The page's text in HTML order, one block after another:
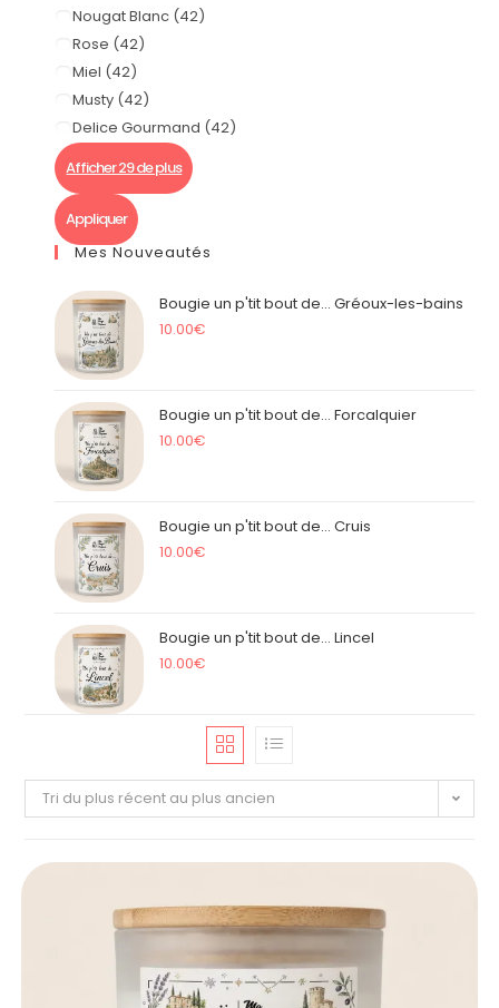
Nougat Blanc (42)
Rose (42)
Miel (42)
Musty (42)
Delice Gourmand (42)
Afficher 29 de plus
Appliquer
Mes Nouveautés
Bougie un p'tit bout de... Gréoux-les-bains
10.00€
Bougie un p'tit bout de... Forcalquier
10.00€
Bougie un p'tit bout de... Cruis
10.00€
Bougie un p'tit bout de... Lincel
10.00€
Tri du plus récent au plus ancien